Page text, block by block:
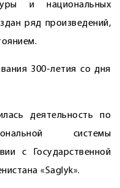
и национальных
ряд произведений,
300-летия со дня
деятельность по
системы
с Государственной
«Saglyk».